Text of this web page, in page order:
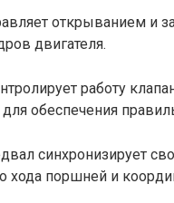
открыванием и
двигателя.
работу
обеспечения
синхронизирует
хода поршней и